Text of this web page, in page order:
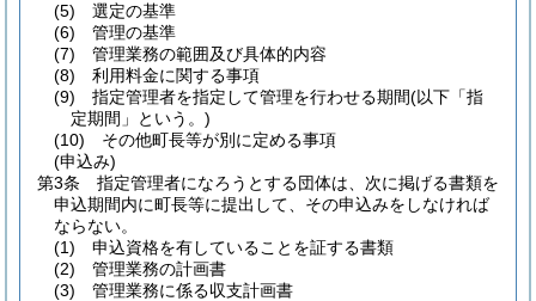
(5)
選定の基準
(6)
管理の基準
(7)
管理業務の範囲及び具体的内容
(8)
利用料金に関する事項
(9)
指定管理者を指定して管理を行わせる期間(以下「指
定期間」という。)
(10)
その他町長等が別に定める事項
(申込み)
第3条
指定管理者になろうとする団体は、次に掲げる書類を
申込期間内に町長等に提出して、その申込みをしなければ
ならない。
(1)
申込資格を有していることを証する書類
(2)
管理業務の計画書
(3)
管理業務に係る収支計画書